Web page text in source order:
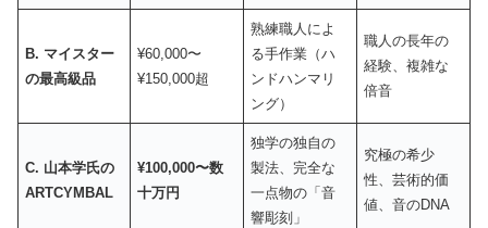
B. マイスター
の最高級品
¥60,000〜
¥150,000超
熟練職人によ
る手作業（ハ
ンドハンマリ
ング）
職人の長年の
経験、複雑な
倍音
C. 山本学氏の
ARTCYMBAL
¥100,000〜数
十万円
独学の独自の
製法、完全な
一点物の「音
響彫刻」
究極の希少
性、芸術的価
値、音のDNA